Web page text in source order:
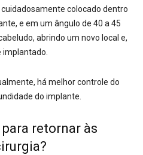
colocado dentro
e em um ângulo de 40 a 45
abrindo um novo local e,
implantado.
há melhor controle do
do implante.
retornar às